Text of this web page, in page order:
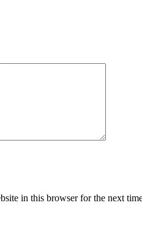
in this browser for the next